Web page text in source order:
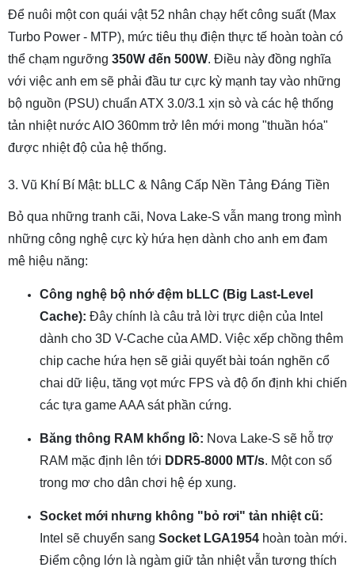
Để nuôi một con quái vật 52 nhân chạy hết công suất (Max
Turbo Power - MTP), mức tiêu thụ điện thực tế hoàn toàn có
thể chạm ngưỡng 350W đến 500W. Điều này đồng nghĩa
với việc anh em sẽ phải đầu tư cực kỳ mạnh tay vào những
bộ nguồn (PSU) chuẩn ATX 3.0/3.1 xịn sò và các hệ thống
tản nhiệt nước AIO 360mm trở lên mới mong "thuần hóa"
được nhiệt độ của hệ thống.
3. Vũ Khí Bí Mật: bLLC & Nâng Cấp Nền Tảng Đáng Tiền
Bỏ qua những tranh cãi, Nova Lake-S vẫn mang trong mình
những công nghệ cực kỳ hứa hẹn dành cho anh em đam
mê hiệu năng:
Công nghệ bộ nhớ đệm bLLC (Big Last-Level
Cache): Đây chính là câu trả lời trực diện của Intel
dành cho 3D V-Cache của AMD. Việc xếp chồng thêm
chip cache hứa hẹn sẽ giải quyết bài toán nghẽn cổ
chai dữ liệu, tăng vọt mức FPS và độ ổn định khi chiến
các tựa game AAA sát phần cứng.
Băng thông RAM khổng lồ: Nova Lake-S sẽ hỗ trợ
RAM mặc định lên tới DDR5-8000 MT/s. Một con số
trong mơ cho dân chơi hệ ép xung.
Socket mới nhưng không "bỏ rơi" tản nhiệt cũ:
Intel sẽ chuyển sang Socket LGA1954 hoàn toàn mới.
Điểm cộng lớn là ngàm giữ tản nhiệt vẫn tương thích